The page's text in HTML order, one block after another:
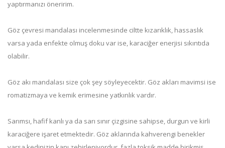
yaptırmanızı öneririm.
Göz çevresi mandalası incelenmesinde ciltte kızarıklık, hassaslık
varsa yada enfekte olmuş doku var ise, karaciğer enerjisi sıkıntıda
olabilir.
Göz akı mandalası size çok şey söyleyecektir. Göz akları mavimsi ise
romatizmaya ve kemik erimesine yatkınlık vardır.
Sarımsı, hafif kanlı ya da sarı sınır çizgisine sahipse, durgun ve kirli
karaciğere işaret etmektedir. Göz aklarında kahverengi benekler